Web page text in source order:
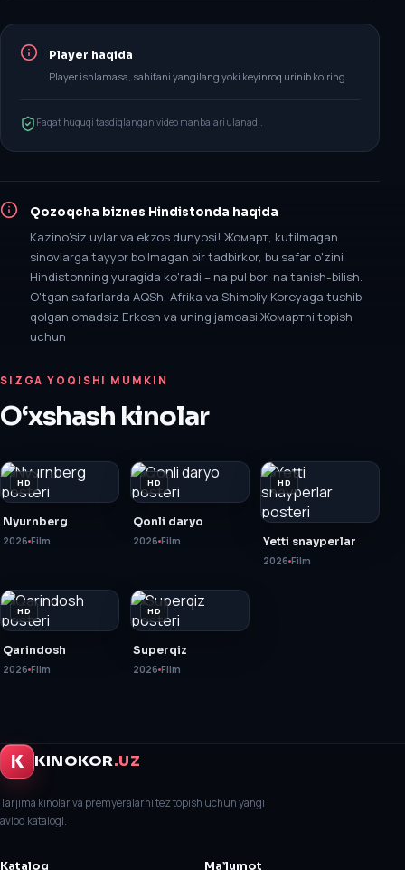
Player haqida
Player ishlamasa, sahifani yangilang yoki keyinroq urinib ko‘ring.
Faqat huquqi tasdiqlangan video manbalari ulanadi.
Qozoqcha biznes Hindistonda haqida
Kazino’siz uylar va ekzos dunyosi! Жомарт, kutilmagan
sinovlarga tayyor bo'lmagan bir tadbirkor, bu safar o'zini
Hindistonning yuragida ko'radi – na pul bor, na tanish-bilish.
O'tgan safarlarda AQSh, Afrika va Shimoliy Koreyaga tushib
qolgan omadsiz Erkosh va uning jamoasi Жомартni topish
uchun
SIZGA YOQISHI MUMKIN
O‘xshash kinolar
HD
Nyurnberg
2026 Film
HD
Qonli daryo
2026 Film
HD
Yetti snayperlar
2026 Film
HD
Qarindosh
2026 Film
HD
Superqiz
2026 Film
K KINOKOR.UZ
Tarjima kinolar va premyeralarni tez topish uchun yangi
avlod katalogi.
Katalog Ma’lumot